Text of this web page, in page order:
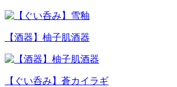
【酒器】柚子肌酒器
【ぐい呑み】蒼カイラギ